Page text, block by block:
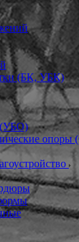
(БК, УБК)
(УБО)
опоры